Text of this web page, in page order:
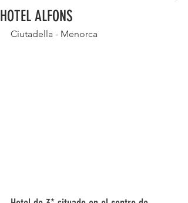
HOTEL ALFONS
Ciutadella - Menorca